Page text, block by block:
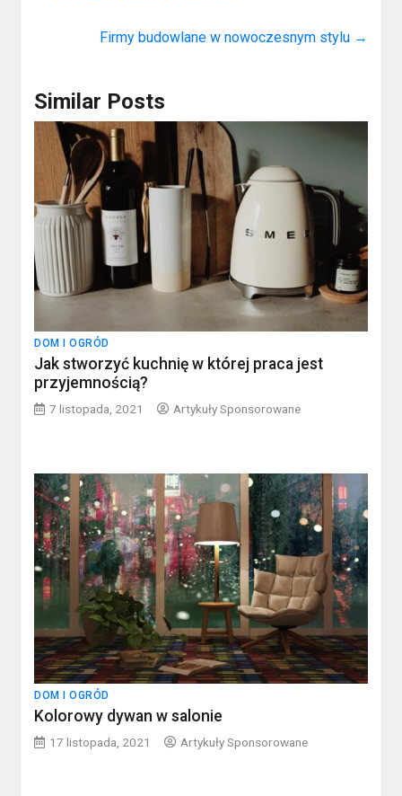
Firmy budowlane w nowoczesnym stylu →
Similar Posts
DOM I OGRÓD
Jak stworzyć kuchnię w której praca jest
przyjemnością?
7 listopada, 2021 Artykuły Sponsorowane
DOM I OGRÓD
Kolorowy dywan w salonie
17 listopada, 2021 Artykuły Sponsorowane